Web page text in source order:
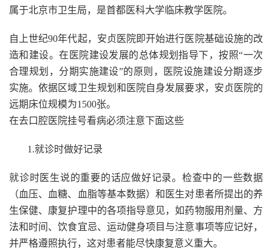
属于北京市卫生局，是首都医科大学临床教学医院。
自上世纪90年代起，安贞医院即开始进行医院基础设施的改
造和建设。在医院建设发展的总体规划指导下，按照“一次
合理规划，分期实施建设”的原则，医院设施建设分期逐步
实施。依据区域卫生规划和医院自身发展要求，安贞医院的
远期床位规模为1500张。
在去口腔医院挂号看病必须注意下面这些
1.就诊时做好记录
就诊时医生说的重要的话应做好记录。检查中的一些数据
（血压、血糖、血脂等基本数据）和医生对患者所提出的养
生保健、康复护理中的各项指导意见，如药物服用剂量、方
法和时间、饮食宜忌、运动健身项目与注意事项等应记好，
并严格遵照执行，这对患者能尽快康复意义重大。